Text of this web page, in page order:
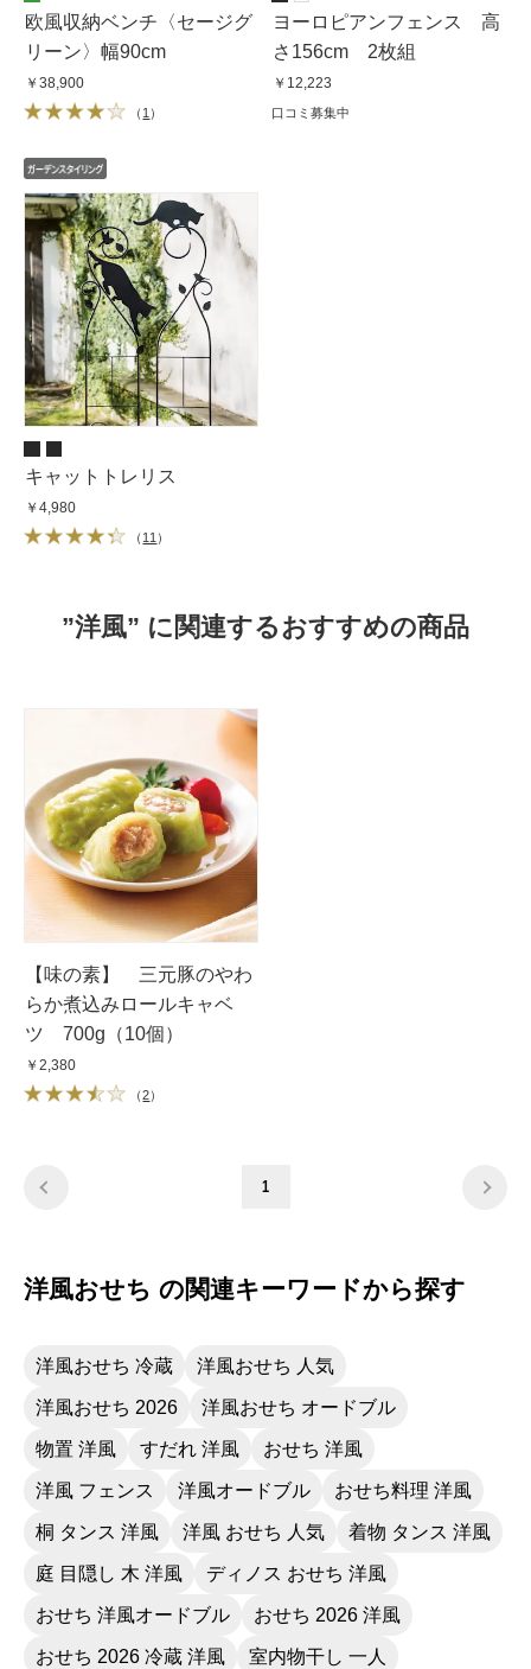
欧風収納ベンチ〈セージグ
リーン〉幅90cm
￥38,900
（ 1 ）
ヨーロピアンフェンス 高
さ156cm 2枚組
￥12,223
口コミ募集中
キャットトレリス
￥4,980
（11）
”洋風” に関連するおすすめの商品
【味の素】 三元豚のやわ
らか煮込みロールキャベ
ツ 700g（10個）
￥2,380
（2）
1
洋風おせち の関連キーワードから探す
洋風おせち 冷蔵 洋風おせち 人気
洋風おせち 2026 洋風おせち オードブル
物置 洋風 すだれ 洋風 おせち 洋風
洋風 フェンス 洋風オードブル おせち料理 洋風
桐 タンス 洋風 洋風 おせち 人気 着物 タンス 洋風
庭 目隠し 木 洋風 ディノス おせち 洋風
おせち 洋風オードブル おせち 2026 洋風
おせち 2026 冷蔵 洋風 室内物干し 一人